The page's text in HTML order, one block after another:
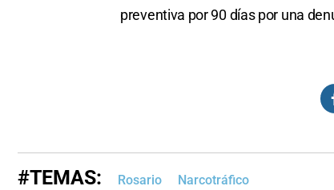
preventiva por 90 días por una
#TEMAS: Rosario Narcotráfico